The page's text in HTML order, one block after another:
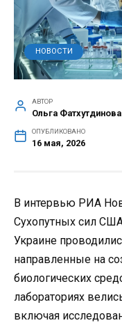
НОВОСТИ
АВТОР
Ольга Фатхутдинова
ОПУБЛИКОВАНО
16 мая, 2026
В интервью РИА
Сухопутных сил
Украине
направленные на
биологических
лабораториях
включая